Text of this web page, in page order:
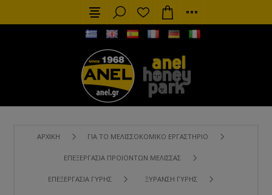
ΑΡΧΙΚΉ ΓΙΑ ΤΟ ΜΕΛΙΣΣΟΚΟΜΙΚΌ ΕΡΓΑΣΤΉΡΙΟ
ΕΠΕΞΕΡΓΑΣΊΑ ΠΡΟΙΌΝΤΩΝ ΜΈΛΙΣΣΑΣ
ΕΠΕΞΕΡΓΑΣΊΑ ΓΎΡΗΣ ΞΥΡΑΝΣΗ ΓΎΡΗΣ